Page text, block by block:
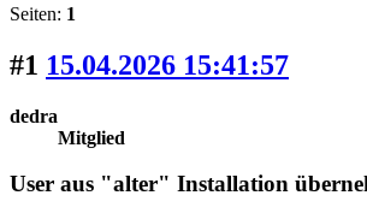
Seiten: 1
#1 15.04.2026 15:41:57
dedra
Mitglied
User aus "alter" Installation